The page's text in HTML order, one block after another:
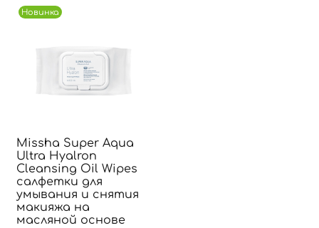
Новинка
Missha Super Aqua
Ultra Hyalron
Cleansing Oil Wipes
салфетки для
умывания и снятия
макияжа на
масляной основе